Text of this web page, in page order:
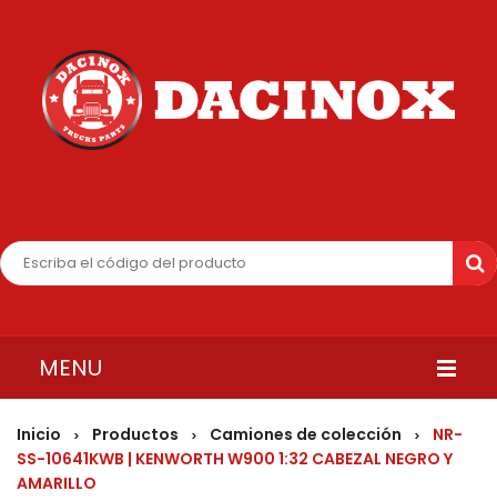
MENU
INICIO
QUIENES SOMOS
Inicio > Productos > Camiones de colección >
NR-
SS-10641KWB | KENWORTH W900 1:32 CABEZAL NEGRO Y
AMARILLO